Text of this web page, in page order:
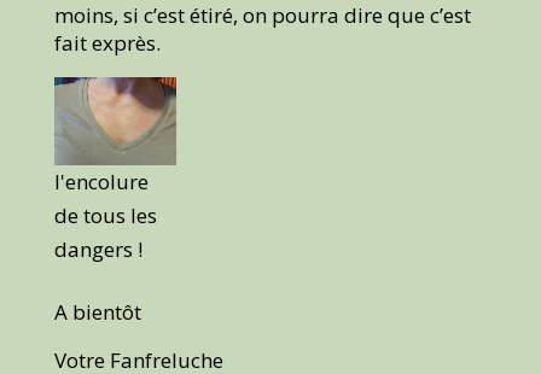
moins, si c’est étiré, on pourra dire que c’est
fait exprès.
l'encolure
de tous les
dangers !
A bientôt
Votre Fanfreluche